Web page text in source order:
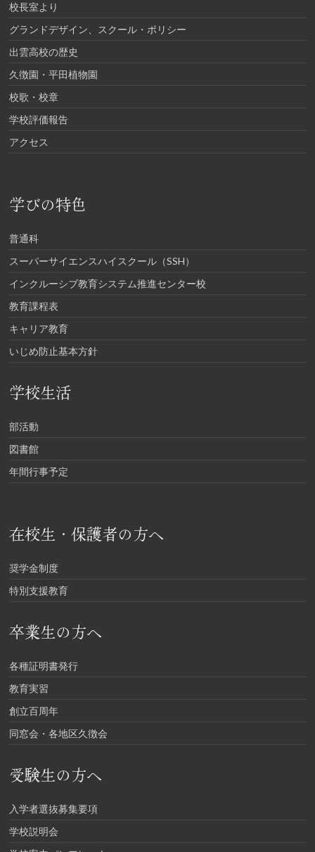
校長室より
グランドデザイン、スクール・ポリシー
出雲高校の歴史
久徴園・平田植物園
校歌・校章
学校評価報告
アクセス
学びの特色
普通科
スーパーサイエンスハイスクール（SSH）
インクルーシブ教育システム推進センター校
教育課程表
キャリア教育
いじめ防止基本方針
学校生活
部活動
図書館
年間行事予定
在校生・保護者の方へ
奨学金制度
特別支援教育
卒業生の方へ
各種証明書発行
教育実習
創立百周年
同窓会・各地区久徴会
受験生の方へ
入学者選抜募集要項
学校説明会